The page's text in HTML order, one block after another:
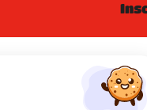
ce formulaire, j'accepte que